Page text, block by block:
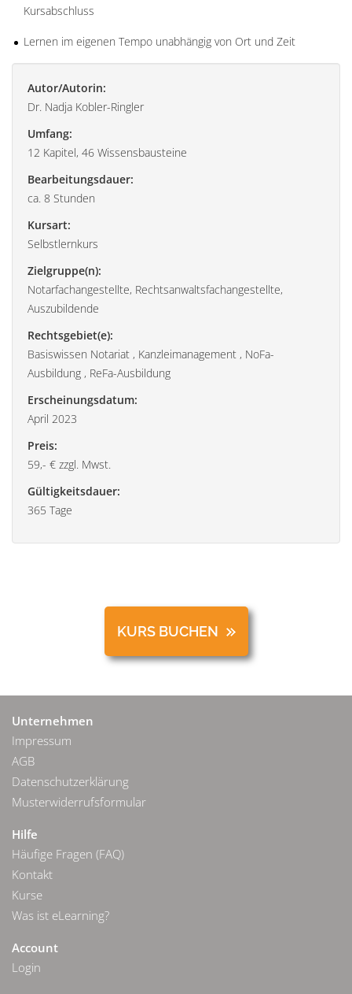
Kursabschluss
Lernen im eigenen Tempo unabhängig von Ort und Zeit
Autor/Autorin:
Dr. Nadja Kobler-Ringler
Umfang:
12 Kapitel, 46 Wissensbausteine
Bearbeitungsdauer:
ca. 8 Stunden
Kursart:
Selbstlernkurs
Zielgruppe(n):
Notarfachangestellte, Rechtsanwaltsfachangestellte,
Auszubildende
Rechtsgebiet(e):
Basiswissen Notariat , Kanzleimanagement , NoFa-
Ausbildung , ReFa-Ausbildung
Erscheinungsdatum:
April 2023
Preis:
59,- € zzgl. Mwst.
Gültigkeitsdauer:
365 Tage
KURS BUCHEN
Unternehmen
Impressum
AGB
Datenschutzerklärung
Musterwiderrufsformular
Hilfe
Häufige Fragen (FAQ)
Kontakt
Kurse
Was ist eLearning?
Account
Login